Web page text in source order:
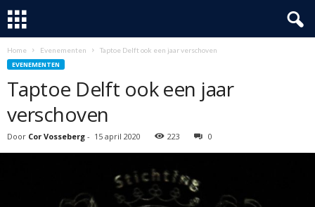
Home Evenementen Taptoe Delft ook een jaar verschoven
EVENEMENTEN
Taptoe Delft ook een jaar
verschoven
Door Cor Vosseberg - 15 april 2020 223 0